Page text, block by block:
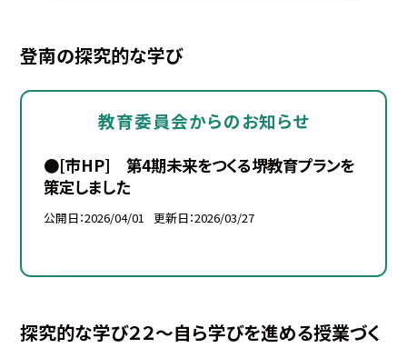
登南の探究的な学び
教育委員会からのお知らせ
●[市HP] 第4期未来をつくる堺教育プランを
策定しました
公開日 2026/04/01 更新日 2026/03/27
探究的な学び２２～自ら学びを進める授業づく